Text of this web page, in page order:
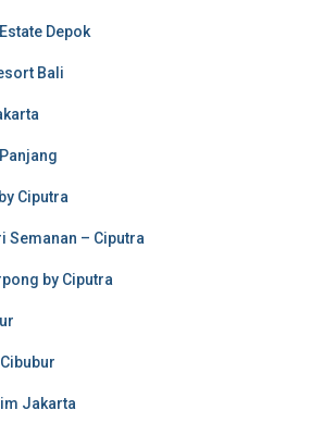
Depok
Bali
Ciputra
Semanan – Ciputra
by Ciputra
Jakarta